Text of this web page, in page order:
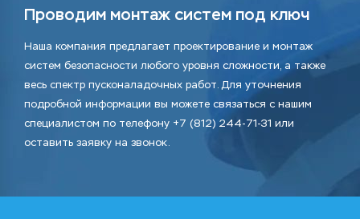
Проводим монтаж систем под ключ
Наша компания предлагает проектирование и монтаж
систем безопасности любого уровня сложности, а также
весь спектр пусконаладочных работ. Для уточнения
подробной информации вы можете связаться с нашим
специалистом по телефону +7 (812) 244-71-31 или
оставить заявку на звонок.